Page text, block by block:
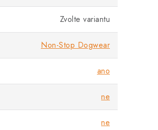
Zvolte variantu
Non-Stop Dogwear
ano
ne
ne